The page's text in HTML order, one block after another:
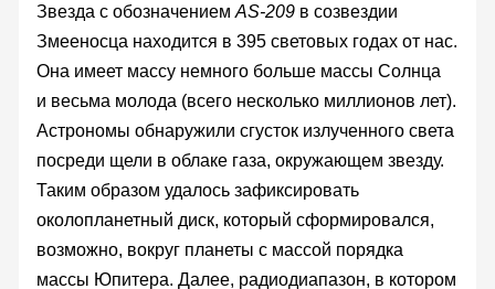
Звезда с обозначением AS-209в созвездии
Змееносца находится в 395 световых годах от нас.
Она имеет массу немного больше массы Солнца
и весьма молода (всего несколько миллионов лет).
Астрономы обнаружили сгусток излученного света
посреди щели в облаке газа, окружающем звезду.
Таким образом удалось зафиксировать
околопланетный диск, который сформировался,
возможно, вокруг планеты с массой порядка
массы Юпитера. Далее, радиодиапазон, в котором